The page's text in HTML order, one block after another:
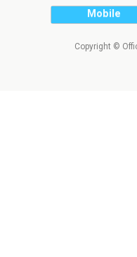
Mobile
Copyright ©